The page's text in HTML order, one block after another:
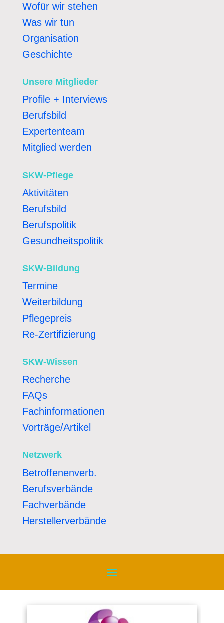
Wofür wir stehen
Was wir tun
Organisation
Geschichte
Unsere Mitglieder
Profile + Interviews
Berufsbild
Expertenteam
Mitglied werden
SKW-Pflege
Aktivitäten
Berufsbild
Berufspolitik
Gesundheitspolitik
SKW-Bildung
Termine
Weiterbildung
Pflegepreis
Re-Zertifizierung
SKW-Wissen
Recherche
FAQs
Fachinformationen
Vorträge/Artikel
Netzwerk
Betroffenenverb.
Berufsverbände
Fachverbände
Herstellerverbände